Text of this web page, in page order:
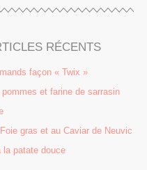
RÉCENTS
façon « Twix »
et farine de sarrasin
gras et au Caviar de Neuvic
la patate douce